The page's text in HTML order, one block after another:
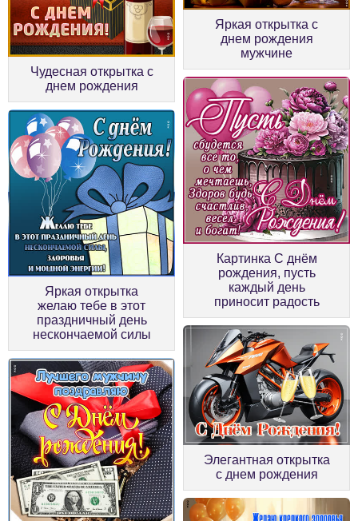
Чудесная открытка с
днем рождения
Яркая открытка с
днем рождения
мужчине
Яркая открытка
желаю тебе в этот
праздничный день
нескончаемой силы
Картинка С днём
рождения, пусть
каждый день
приносит радость
Элегантная открытка
с днем рождения